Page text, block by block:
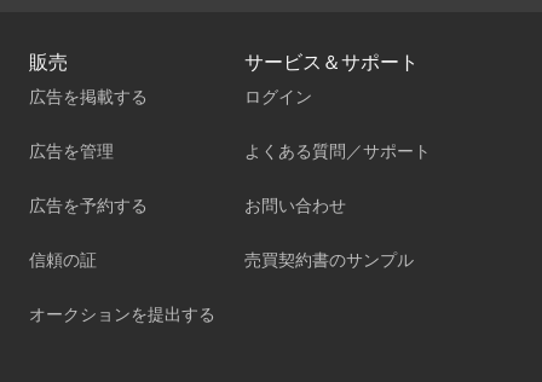
販売
広告を掲載する
広告を管理
広告を予約する
信頼の証
オークションを提出する
サービス＆サポート
ログイン
よくある質問／サポート
お問い合わせ
売買契約書のサンプル